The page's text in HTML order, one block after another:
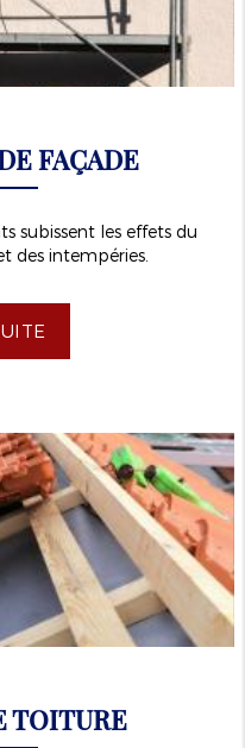
FAÇADE
subissent les effets du
des intempéries.
TOITURE